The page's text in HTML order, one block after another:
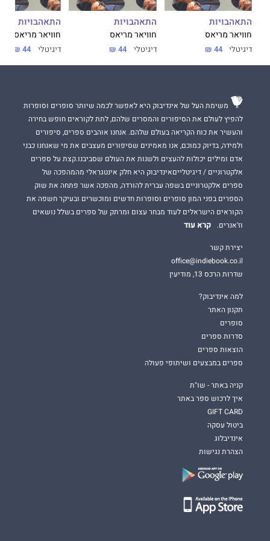
התאהבויות
חוויאר מריאס
דיגיטלי 44 ₪
התאהבויות
חוויאר מריאס
דיגיטלי 44 ₪
התאהבויות
חוויאר מריאס
דיגיטלי 44 ₪
משימת העל של אינדיבוק היא לאפשר לכמה שיותר סופרים וסופרות
להפיץ לעולם את הסיפורים והמסרים שלהם, לתת לקוראים חופש בחירה
והעשיר את כוח הקריאה בעולם שלהם. אנחנו אוהבים ספרים, סיפורים
ולמידה, בדיוק כמוכם, אנו מאמינים שסיפורים מעצבים את מי שאנחנו כבני
אדם ומילים יכולות להעצים ולשנות את העולם שסביבנו.קצת על ספרים
אלקטרוניים / דיגיטלייםאינדיבוק היא חלק אינטגראלי מהמהפכה של
ספרים אלקטרוניים בשפה עברית להורדה, מהפכה אשר פתחה את שוק
הספרים בפני המון סופרים וסופרות חדשים ומוכשרים ובעיקר חשפה את
הקוראים הישראלים לעוד מבחר עצום ומרתק של ספרים בשלל נושאים
וז'אנרים.
קרא עוד
יצירת קשר
office@indiebook.co.il
שדרות הרכס 13, מודיעין
למה אינדיבוק?
תקנון האתר
סופרים
סדרות ספרים
הוצאות ספרים
ספרים במבצעים ושיתופי פעולה
קניה באתר - שו"ת
איך לרכוש ספר באתר
GIFT CARD
ביטול עסקה
אינדיבלוג
הצהרת נגישות